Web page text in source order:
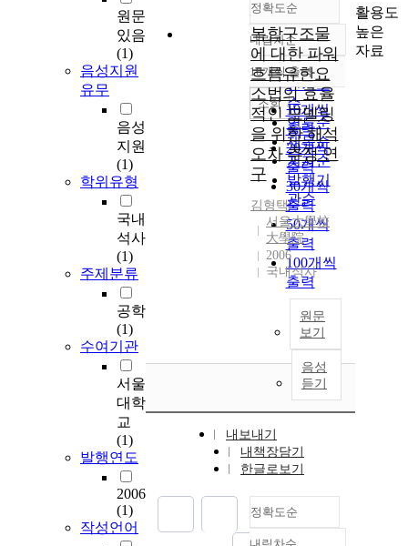
원문
있음
(1)
음성지원
유무
음성
지원
(1)
학위유형
국내
석사
(1)
주제분류
공학
(1)
수여기관
서울
대학
교
(1)
발행연도
2006
(1)
작성언어
정확도순
정확도
순
인기도
순
연도순
제목순
저자순
발행기
관순
내림차순
내림차순
10개씩 출력
10개씩
출력
20개씩
출력
30개씩
출력
50개씩
출력
100개씩
출력
조회
복합구조물
에 대한 파워
흐름유한요
소법의 효율
적인 모델링
을 위한 해석
오차 추정 연
구
김형택
서울大學校
大學院
2006
국내석사
원문
보기
음성
듣기
내보내기
내책장담기
한글로보기
정확도순
활용도
높은
자료